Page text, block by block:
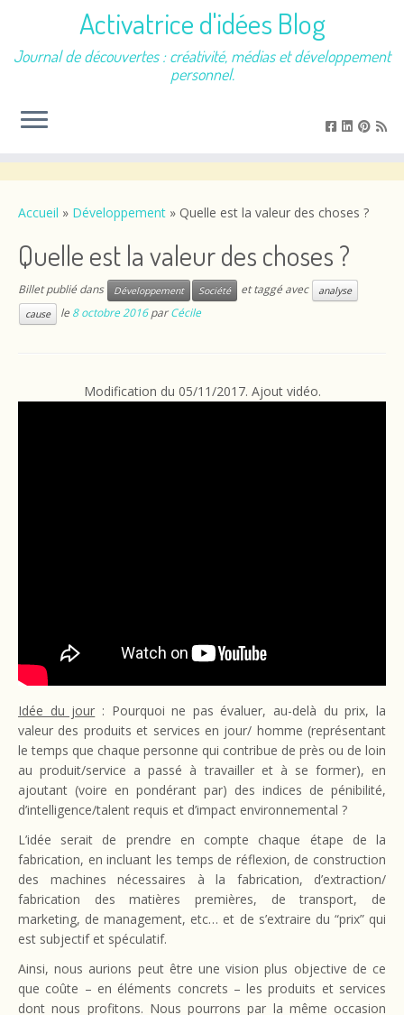
contenu
Activatrice d'idées Blog
Journal de découvertes : créativité, médias et développement
personnel.
Accueil » Développement » Quelle est la valeur des choses ?
Quelle est la valeur des choses ?
Billet publié dans Développement Société et taggé avec
analyse
cause
le 8 octobre 2016 parCécile
Modification du 05/11/2017. Ajout vidéo.
Idée du jour : Pourquoi ne pas évaluer, au-delà du prix, la
valeur des produits et services en jour/ homme (représentant
le temps que chaque personne qui contribue de près ou de loin
au produit/service a passé à travailler et à se former), en
ajoutant (voire en pondérant par) des indices de pénibilité,
d’intelligence/talent requis et d’impact environnemental ?
L’idée serait de prendre en compte chaque étape de la
fabrication, en incluant les temps de réflexion, de construction
des machines nécessaires à la fabrication, d’extraction/
fabrication des matières premières, de transport, de
marketing, de management, etc… et de s’extraire du “prix” qui
est subjectif et spéculatif.
Ainsi, nous aurions peut être une vision plus objective de ce
que coûte – en éléments concrets – les produits et services
dont nous profitons. Nous pourrons par la même occasion